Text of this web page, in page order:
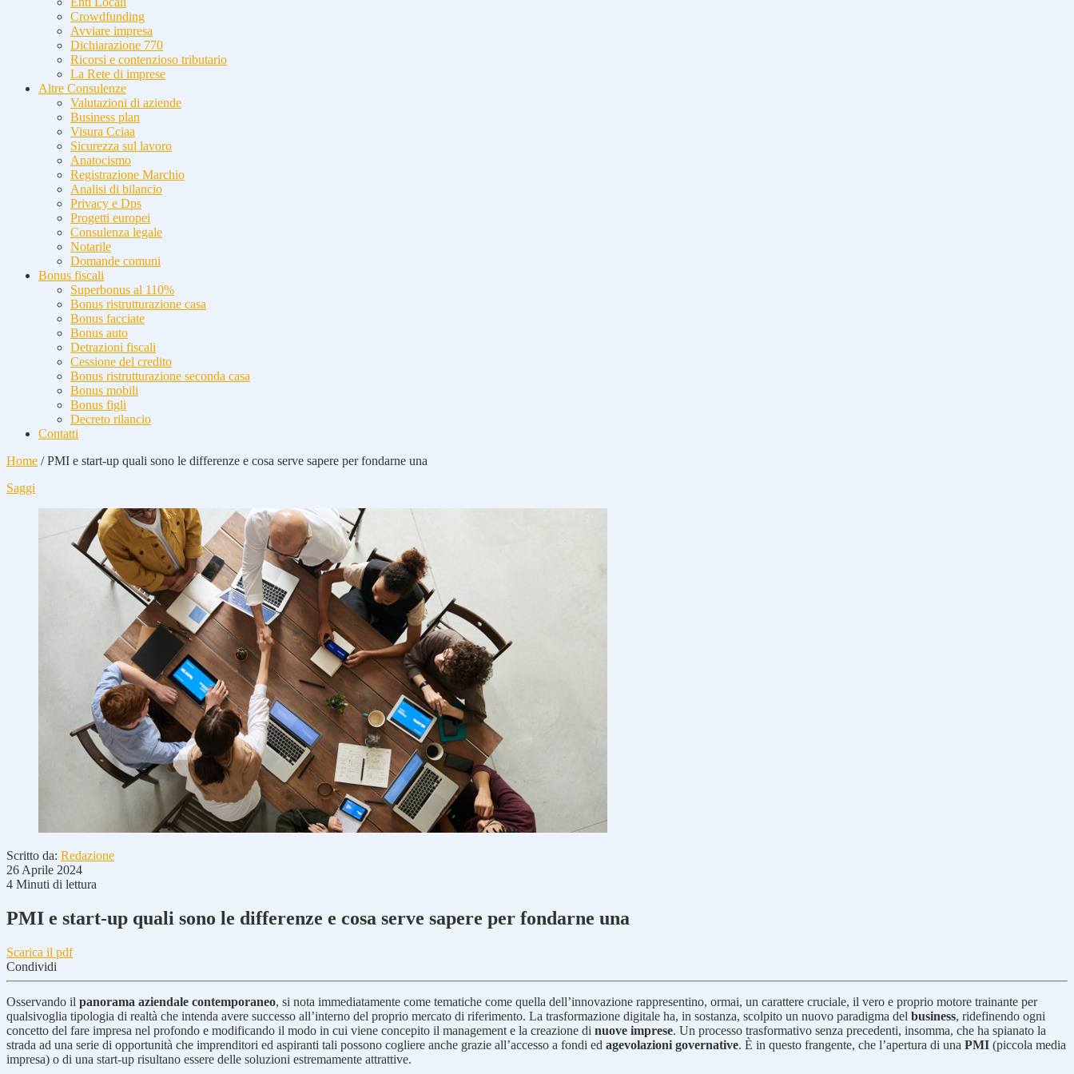
Crowdfunding
Avviare impresa
Dichiarazione 770
Ricorsi e contenzioso tributario
La Rete di imprese
Altre Consulenze
Valutazioni di aziende
Business plan
Visura Cciaa
Sicurezza sul lavoro
Anatocismo
Registrazione Marchio
Analisi di bilancio
Privacy e Dps
Progetti europei
Consulenza legale
Notarile
Domande comuni
Bonus fiscali
Superbonus al 110%
Bonus ristrutturazione casa
Bonus facciate
Bonus auto
Detrazioni fiscali
Cessione del credito
Bonus ristrutturazione seconda casa
Bonus mobili
Bonus figli
Decreto rilancio
Contatti
Home /PMI e start-up quali sono le differenze e cosa serve sapere per fondarne una
Saggi
Scritto da: Redazione
26 Aprile 2024
4 Minuti di lettura
PMI e start-up quali sono le differenze e cosa serve sapere per fondarne una
Scarica il pdf
Condividi
Osservando il panorama aziendale contemporaneo, si nota immediatamente come tematiche come quella dell’innovazione rappresentino, ormai, un carattere cruciale, il vero e proprio motore trainante per
qualsivoglia tipologia di realtà che intenda avere successo all’interno del proprio mercato di riferimento. La trasformazione digitale ha, in sostanza, scolpito un nuovo paradigma del business, ridefinendo ogni
concetto del fare impresa nel profondo e modificando il modo in cui viene concepito il management e la creazione di nuove imprese. Un processo trasformativo senza precedenti, insomma, che ha spianato la
strada ad una serie di opportunità che imprenditori ed aspiranti tali possono cogliere anche grazie all’accesso a fondi ed agevolazioni governative. È in questo frangente, che l’apertura di una PMI (piccola media
impresa) o di una start-up risultano essere delle soluzioni estremamente attrattive.